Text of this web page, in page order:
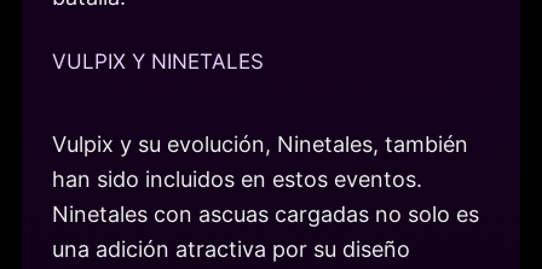
VULPIX Y NINETALES
Vulpix y su evolución, Ninetales, también
han sido incluidos en estos eventos.
Ninetales con ascuas cargadas no solo es
una adición atractiva por su diseño